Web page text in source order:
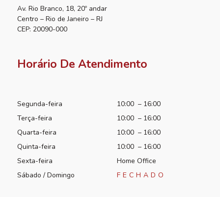
Av. Rio Branco, 18, 20º andar
Centro – Rio de Janeiro – RJ
CEP: 20090-000
Horário De Atendimento
Segunda-feira
10:00 – 16:00
Terça-feira
10:00 – 16:00
Quarta-feira
10:00 – 16:00
Quinta-feira
10:00 – 16:00
Sexta-feira
Home Office
Sábado / Domingo
FECHADO